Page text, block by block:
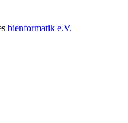
bienformatik e.V.